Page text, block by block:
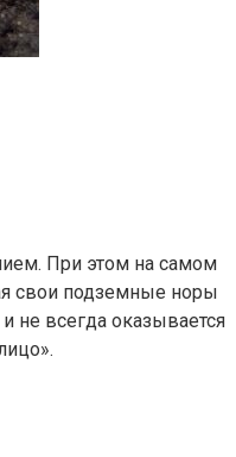
При этом на самом
свои подземные норы
не всегда оказывается